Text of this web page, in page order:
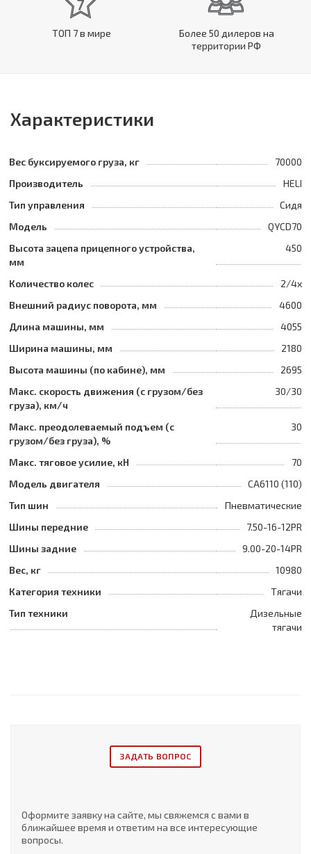
ТОП 7 в мире
Более 50 дилеров на
территории РФ
Характеристики
Вес буксируемого груза, кг
70000
Производитель
HELI
Тип управления
Сидя
Модель
QYCD70
Высота зацепа прицепного устройства,
мм
450
Количество колес
2/4x
Внешний радиус поворота, мм
4600
Длина машины, мм
4055
Ширина машины, мм
2180
Высота машины (по кабине), мм
2695
Макс. скорость движения (с грузом/без
груза), км/ч
30/30
Макс. преодолеваемый подъем (с
грузом/без груза), %
30
Макс. тяговое усилие, кН
70
Модель двигателя
CA6110 (110)
Тип шин
Пневматические
Шины передние
7.50-16-12PR
Шины задние
9.00-20-14PR
Вес, кг
10980
Категория техники
Тягачи
Тип техники
Дизельные
тягачи
ЗАДАТЬ ВОПРОС
Оформите заявку на сайте, мы свяжемся с вами в
ближайшее время и ответим на все интересующие
вопросы.